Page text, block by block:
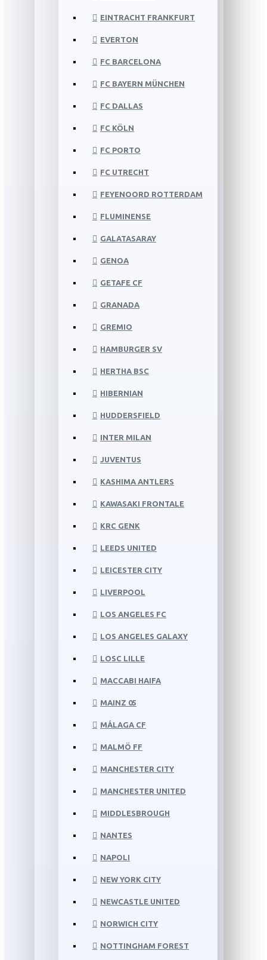
EINTRACHT FRANKFURT
EVERTON
FC BARCELONA
FC BAYERN MÜNCHEN
FC DALLAS
FC KÖLN
FC PORTO
FC UTRECHT
FEYENOORD ROTTERDAM
FLUMINENSE
GALATASARAY
GENOA
GETAFE CF
GRANADA
GREMIO
HAMBURGER SV
HERTHA BSC
HIBERNIAN
HUDDERSFIELD
INTER MILAN
JUVENTUS
KASHIMA ANTLERS
KAWASAKI FRONTALE
KRC GENK
LEEDS UNITED
LEICESTER CITY
LIVERPOOL
LOS ANGELES FC
LOS ANGELES GALAXY
LOSC LILLE
MACCABI HAIFA
MAINZ 05
MÁLAGA CF
MALMÖ FF
MANCHESTER CITY
MANCHESTER UNITED
MIDDLESBROUGH
NANTES
NAPOLI
NEW YORK CITY
NEWCASTLE UNITED
NORWICH CITY
NOTTINGHAM FOREST